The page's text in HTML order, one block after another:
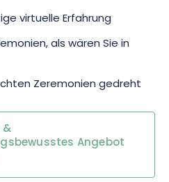
virtuelle Erfahrung
als wären Sie in
Zeremonien gedreht
Angebot